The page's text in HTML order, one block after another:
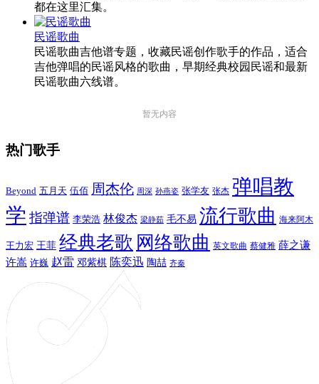
都在这里汇集。
民谣歌曲
民谣歌曲吉他谱专题，收藏民谣创作歌手的作品，适合
吉他弹唱的民谣风格的歌曲，早期经典校园民谣和最新
民谣歌曲六线谱。
暂无内容
热门歌手
Beyond 五月天 伍佰 周杰伦 周深 孙燕姿 张学友 张杰 弹唱教
学 指弹谱 李荣浩 林俊杰 梁静茹 毛不易 流行歌曲 海来阿木
王力宏 王菲 经典老歌 网络歌曲 英文歌曲 蔡健雅 薛之谦
许嵩 许巍 赵雷 邓紫棋 陈奕迅 陶喆 齐秦